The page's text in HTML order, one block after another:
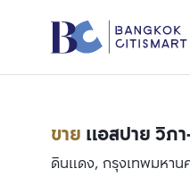
ขาย แอสปาย วิภ
ดินแดง, กรุงเทพมหาน